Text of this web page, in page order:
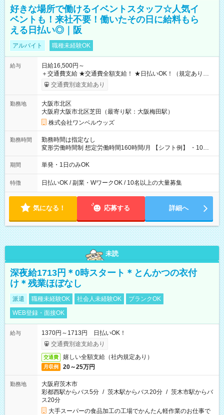
好きな場所で働けるイベントスタッフ☆人気イ
ベントも！来社不要！働いたその日に給料もら
える日払い◎｜阪
アルバイト 職種未経験OK
給与
日給16,500円～
＋交通費支給 ★交通費全額支給！ ★日払いOK！（規定あり） ┗
働いたその日に現金GET♪ お仕事後はコンビニATMから 日払
交通費別途支給あり
勤務地
大阪市北区
大阪府大阪市北区芝田（最寄り駅：大阪梅田駅）
株式会社ワンベルウッズ
勤務時間
勤務時間は指定なし
変形労働時間制 想定労働時間160時間/月 【シフト例】 ・10：
00～20：00
期間 単発・1日のみOK
特徴 日払いOK / 副業・WワークOK / 10名以上の大量募集
気になる！ 応募する 詳細へ
未読
深夜給1713円＊0時スタート＊とんかつの衣付
け＊残業ほぼなし
派遣 職種未経験OK 社会人未経験OK
ブランクOK
WEB登録・面接OK
給与
1370円～1713円 日払いOK！
交通費別途支給あり
交通費 嬉しい全額支給（社内規定あり）
月収例 20～25万円
勤務地
大阪府茨木市
彩都西駅からバス5分 / 茨木駅からバス20分 / 茨木市駅からバ
ス20分
大手スーパーの食品加工の工場でかんたん軽作業のお仕事で